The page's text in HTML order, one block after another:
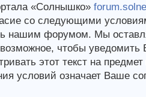
«Солнышко»
со следующими
нашим форумом. Мы
чтобы
этот текст на
условий означает Ваше